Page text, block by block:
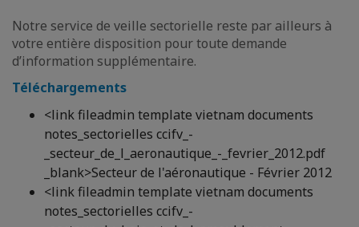
Notre service de veille sectorielle reste par ailleurs à
votre entière disposition pour toute demande
d’information supplémentaire.
Téléchargements
<link fileadmin template vietnam documents
notes_sectorielles ccifv_-
_secteur_de_l_aeronautique_-_fevrier_2012.pdf
_blank>Secteur de l'aéronautique - Février 2012
<link fileadmin template vietnam documents
notes_sectorielles ccifv_-